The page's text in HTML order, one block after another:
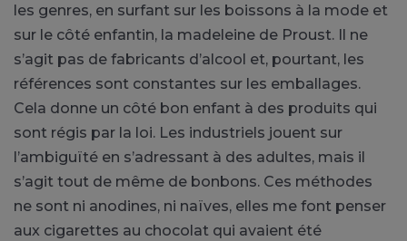
les genres, en surfant sur les boissons à la mode et
sur le côté enfantin, la madeleine de Proust. Il ne
s’agit pas de fabricants d’alcool et, pourtant, les
références sont constantes sur les emballages.
Cela donne un côté bon enfant à des produits qui
sont régis par la loi. Les industriels jouent sur
l’ambiguïté en s’adressant à des adultes, mais il
s’agit tout de même de bonbons. Ces méthodes
ne sont ni anodines, ni naïves, elles me font penser
aux cigarettes au chocolat qui avaient été